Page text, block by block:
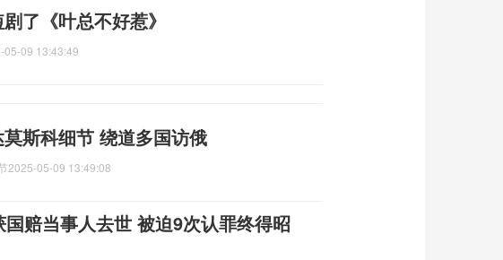
了《叶总不好惹》
05-09 13:43:49
斯科细节 绕道多国访俄
2025-05-09 13:49:08
赔当事人去世 被迫9次认罪终得昭